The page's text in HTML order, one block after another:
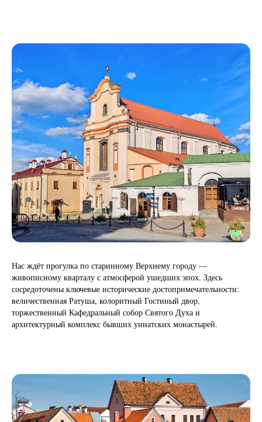
Нас ждёт прогулка по старинному Верхнему городу —
живописному кварталу с атмосферой ушедших эпох. Здесь
сосредоточены ключевые исторические достопримечательности:
величественная Ратуша, колоритный Гостиный двор,
торжественный Кафедральный собор Святого Духа и
архитектурный комплекс бывших униатских монастырей.